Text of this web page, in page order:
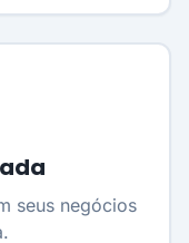
seus negócios